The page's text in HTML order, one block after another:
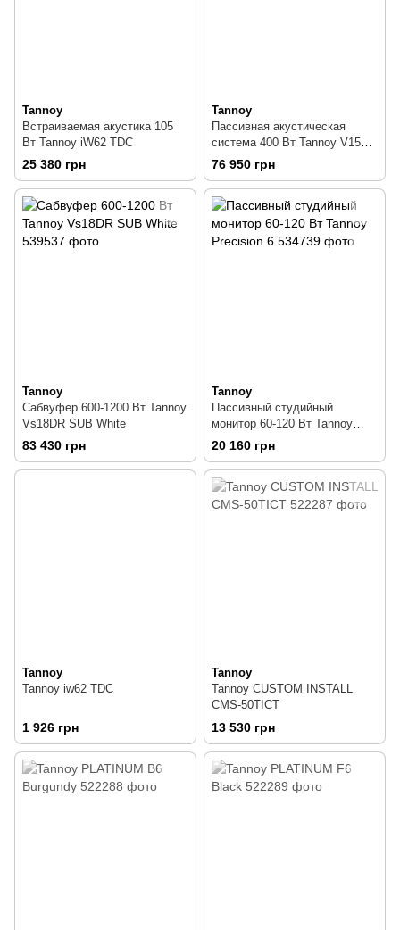
Tannoy
Встраиваемая акустика 105
Вт Tannoy iW62 TDC
25 380 грн
Tannoy
Пассивная акустическая
система 400 Вт Tannoy V15
White
76 950 грн
Tannoy
Сабвуфер 600-1200 Вт Tannoy
Vs18DR SUB White
83 430 грн
Tannoy
Пассивный студийный
монитор 60-120 Вт Tannoy
Precision 6
20 160 грн
Tannoy
Tannoy iw62 TDC
1 926 грн
Tannoy
Tannoy CUSTOM INSTALL
CMS-50TICT
13 530 грн